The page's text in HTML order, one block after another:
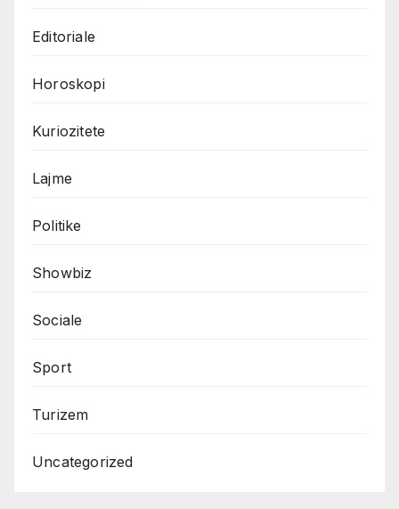
Editoriale
Horoskopi
Kuriozitete
Lajme
Politike
Showbiz
Sociale
Sport
Turizem
Uncategorized